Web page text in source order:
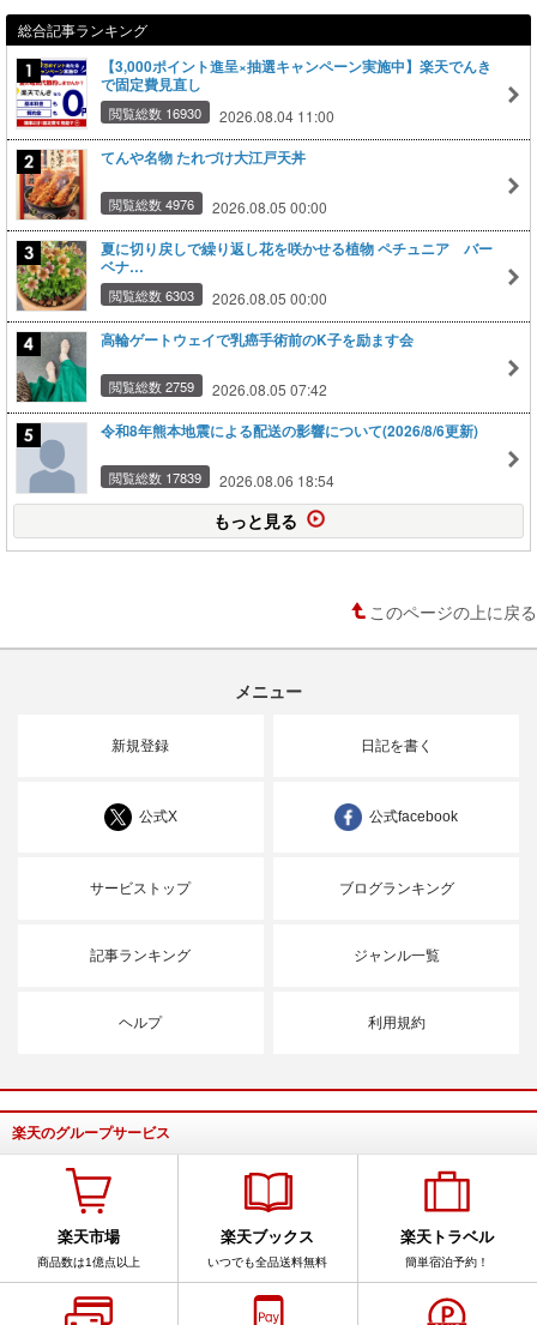
総合記事ランキング
【3,000ポイント進呈×抽選キャンペーン実施中】楽天でんき
で固定費見直し
閲覧総数 16930 2026.08.04 11:00
てんや名物 たれづけ大江戸天丼
閲覧総数 4976 2026.08.05 00:00
夏に切り戻しで繰り返し花を咲かせる植物 ペチュニア バー
ベナ…
閲覧総数 6303 2026.08.05 00:00
高輪ゲートウェイで乳癌手術前のK子を励ます会
閲覧総数 2759 2026.08.05 07:42
令和8年熊本地震による配送の影響について(2026/8/6更新)
閲覧総数 17839 2026.08.06 18:54
もっと見る
このページの上に戻る
メニュー
新規登録 日記を書く
公式X 公式facebook
サービストップ ブログランキング
記事ランキング ジャンル一覧
ヘルプ 利用規約
楽天のグループサービス
楽天市場
商品数は1億点以上
楽天ブックス
いつでも全品送料無料
楽天トラベル
簡単宿泊予約！